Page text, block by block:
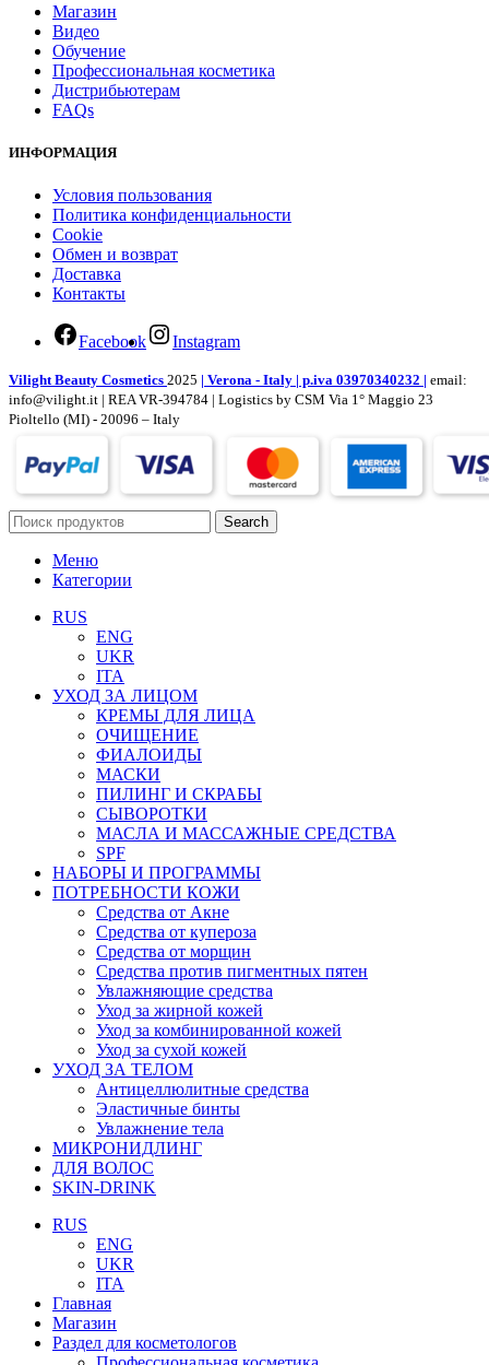
Магазин
Видео
Обучение
Профессиональная косметика
Дистрибьютерам
FAQs
ИНФОРМАЦИЯ
Условия пользования
Политика конфиденциальности
Cookie
Обмен и возврат
Доставка
Контакты
Facebook Instagram
Vilight Beauty Cosmetics 2025 | Verona - Italy | p.iva 03970340232 | email:
info@vilight.it | REA VR-394784 | Logistics by CSM Via 1° Maggio 23
Pioltello (MI) - 20096 – Italy
Search
Меню
Категории
RUS
ENG
UKR
ITA
УХОД ЗА ЛИЦОМ
КРЕМЫ ДЛЯ ЛИЦА
ОЧИЩЕНИЕ
ФИАЛОИДЫ
МАСКИ
ПИЛИНГ И СКРАБЫ
СЫВОРОТКИ
МАСЛА И МАССАЖНЫЕ СРЕДСТВА
SPF
НАБОРЫ И ПРОГРАММЫ
ПОТРЕБНОСТИ КОЖИ
Средства от Акне
Средства от купероза
Средства от морщин
Средства против пигментных пятен
Увлажняющие средства
Уход за жирной кожей
Уход за комбинированной кожей
Уход за сухой кожей
УХОД ЗА ТЕЛОМ
Антицеллюлитные средства
Эластичные бинты
Увлажнение тела
МИКРОНИДЛИНГ
ДЛЯ ВОЛОС
SKIN-DRINK
RUS
ENG
UKR
ITA
Главная
Магазин
Раздел для косметологов